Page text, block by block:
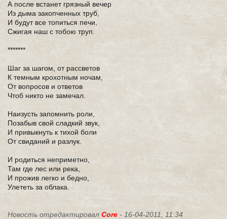
А после встанет грязный вечер
Из дыма закопченных труб,
И будут все топиться печи,
Сжигая наш с тобою труп.
*******
Шаг за шагом, от рассветов
К темным крохотным ночам,
От вопросов и ответов
Чтоб никто не замечал.
Наизусть запомнить роли,
Позабыв свой сладкий звук,
И привыкнуть к тихой боли
От свиданий и разлук.
И родиться неприметно,
Там где лес или река,
И прожив легко и бедно,
Улететь за облака.
Новость отредактировал Core - 16-04-2011, 11:34